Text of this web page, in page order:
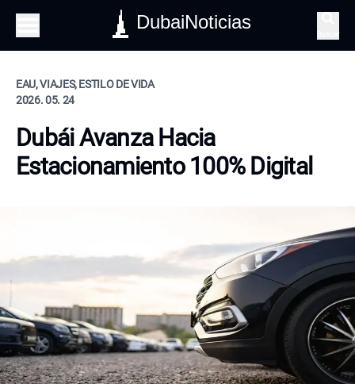
DubaiNoticias
EAU, VIAJES, ESTILO DE VIDA
2026. 05. 24
Dubái Avanza Hacia
Estacionamiento 100% Digital